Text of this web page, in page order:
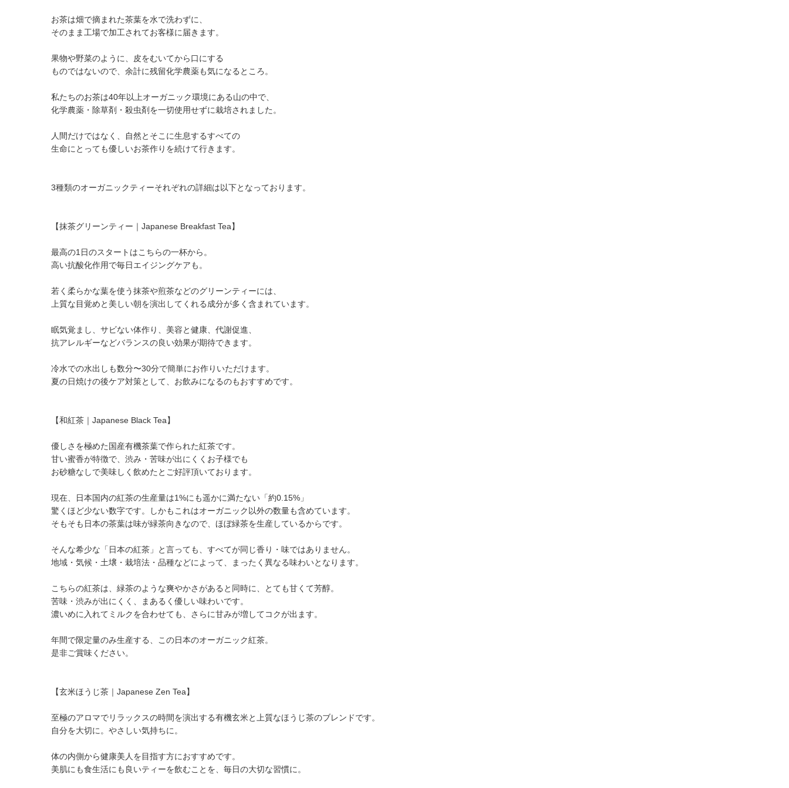
お茶は畑で摘まれた茶葉を水で洗わずに、
そのまま工場で加工されてお客様に届きます。
果物や野菜のように、皮をむいてから口にする
ものではないので、余計に残留化学農薬も気になるところ。
私たちのお茶は40年以上オーガニック環境にある山の中で、
化学農薬・除草剤・殺虫剤を一切使用せずに栽培されました。
人間だけではなく、自然とそこに生息するすべての
生命にとっても優しいお茶作りを続けて行きます。
3種類のオーガニックティーそれぞれの詳細は以下となっております。
【抹茶グリーンティー｜Japanese Breakfast Tea】
最高の1日のスタートはこちらの一杯から。
高い抗酸化作用で毎日エイジングケアも。
若く柔らかな葉を使う抹茶や煎茶などのグリーンティーには、
上質な目覚めと美しい朝を演出してくれる成分が多く含まれています。
眠気覚まし、サビない体作り、美容と健康、代謝促進、
抗アレルギーなどバランスの良い効果が期待できます。
冷水での水出しも数分〜30分で簡単にお作りいただけます。
夏の日焼けの後ケア対策として、お飲みになるのもおすすめです。
【和紅茶｜Japanese Black Tea】
優しさを極めた国産有機茶葉で作られた紅茶です。
甘い蜜香が特徴で、渋み・苦味が出にくくお子様でも
お砂糖なしで美味しく飲めたとご好評頂いております。
現在、日本国内の紅茶の生産量は1%にも遥かに満たない「約0.15%」
驚くほど少ない数字です。しかもこれはオーガニック以外の数量も含めています。
そもそも日本の茶葉は味が緑茶向きなので、ほぼ緑茶を生産しているからです。
そんな希少な「日本の紅茶」と言っても、すべてが同じ香り・味ではありません。
地域・気候・土壌・栽培法・品種などによって、まったく異なる味わいとなります。
こちらの紅茶は、緑茶のような爽やかさがあると同時に、とても甘くて芳醇。
苦味・渋みが出にくく、まあるく優しい味わいです。
濃いめに入れてミルクを合わせても、さらに甘みが増してコクが出ます。
年間で限定量のみ生産する、この日本のオーガニック紅茶。
是非ご賞味ください。
【玄米ほうじ茶｜Japanese Zen Tea】
至極のアロマでリラックスの時間を演出する有機玄米と上質なほうじ茶のブレンドです。
自分を大切に。やさしい気持ちに。
体の内側から健康美人を目指す方におすすめです。
美肌にも食生活にも良いティーを飲むことを、毎日の大切な習慣に。